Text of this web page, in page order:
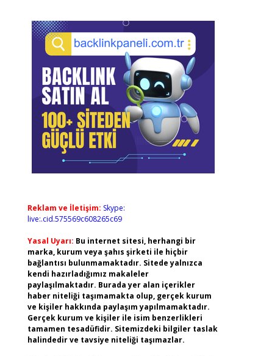
Reklam ve İletişim: Skype:
live:.cid.575569c608265c69
Yasal Uyarı: Bu internet sitesi, herhangi bir
marka, kurum veya şahıs şirketi ile hiçbir
bağlantısı bulunmamaktadır. Sitede yalnızca
kendi hazırladığımız makaleler
paylaşılmaktadır. Burada yer alan içerikler
haber niteliği taşımamakta olup, gerçek kurum
ve kişiler hakkında paylaşım yapılmamaktadır.
Gerçek kurum ve kişiler ile isim benzerlikleri
tamamen tesadüfidir. Sitemizdeki bilgiler taslak
halindedir ve tavsiye niteliği taşımazlar.